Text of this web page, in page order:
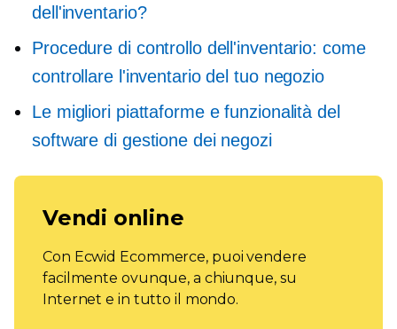
dell'inventario?
Procedure di controllo dell'inventario: come
controllare l'inventario del tuo negozio
Le migliori piattaforme e funzionalità del
software di gestione dei negozi
Vendi online
Con Ecwid Ecommerce, puoi vendere
facilmente ovunque, a chiunque, su
Internet e in tutto il mondo.